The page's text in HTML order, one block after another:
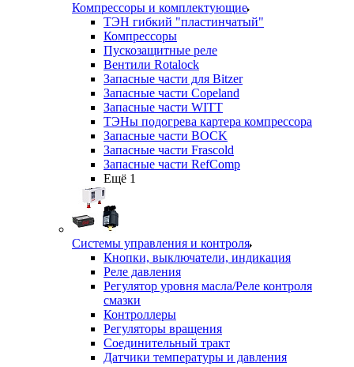
Компрессоры и комплектующие
ТЭН гибкий "пластинчатый"
Компрессоры
Пускозащитные реле
Вентили Rotalock
Запасные части для Bitzer
Запасные части Copeland
Запасные части WITT
ТЭНы подогрева картера компрессора
Запасные части BOCK
Запасные части Frascold
Запасные части RefComp
Ещё 1
Системы управления и контроля
Кнопки, выключатели, индикация
Реле давления
Регулятор уровня масла/Реле контроля
смазки
Контроллеры
Регуляторы вращения
Соединительный тракт
Датчики температуры и давления